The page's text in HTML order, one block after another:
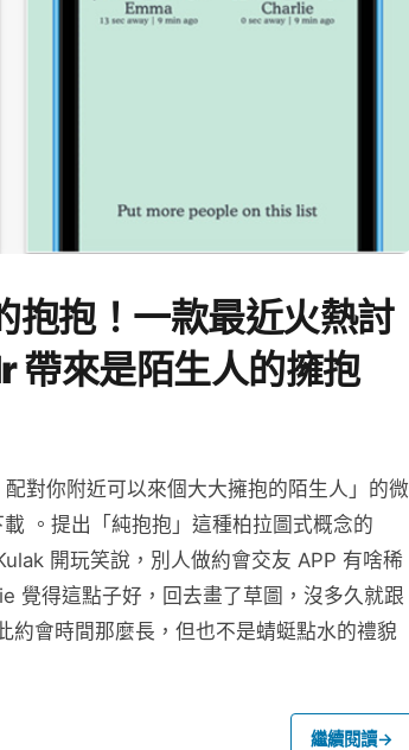
抱抱！一款最近火熱討
帶來是陌生人的擁抱
對你附近可以來個大大擁抱的陌生人」的微
。提出「純抱抱」這種柏拉圖式概念的
開玩笑說，別人做約會交友 APP 有啥稀
覺得這點子好，回去畫了草圖，沒多久就跟
會時間那麼長，但也不是蜻蜓點水的禮貌
繼續閱讀→